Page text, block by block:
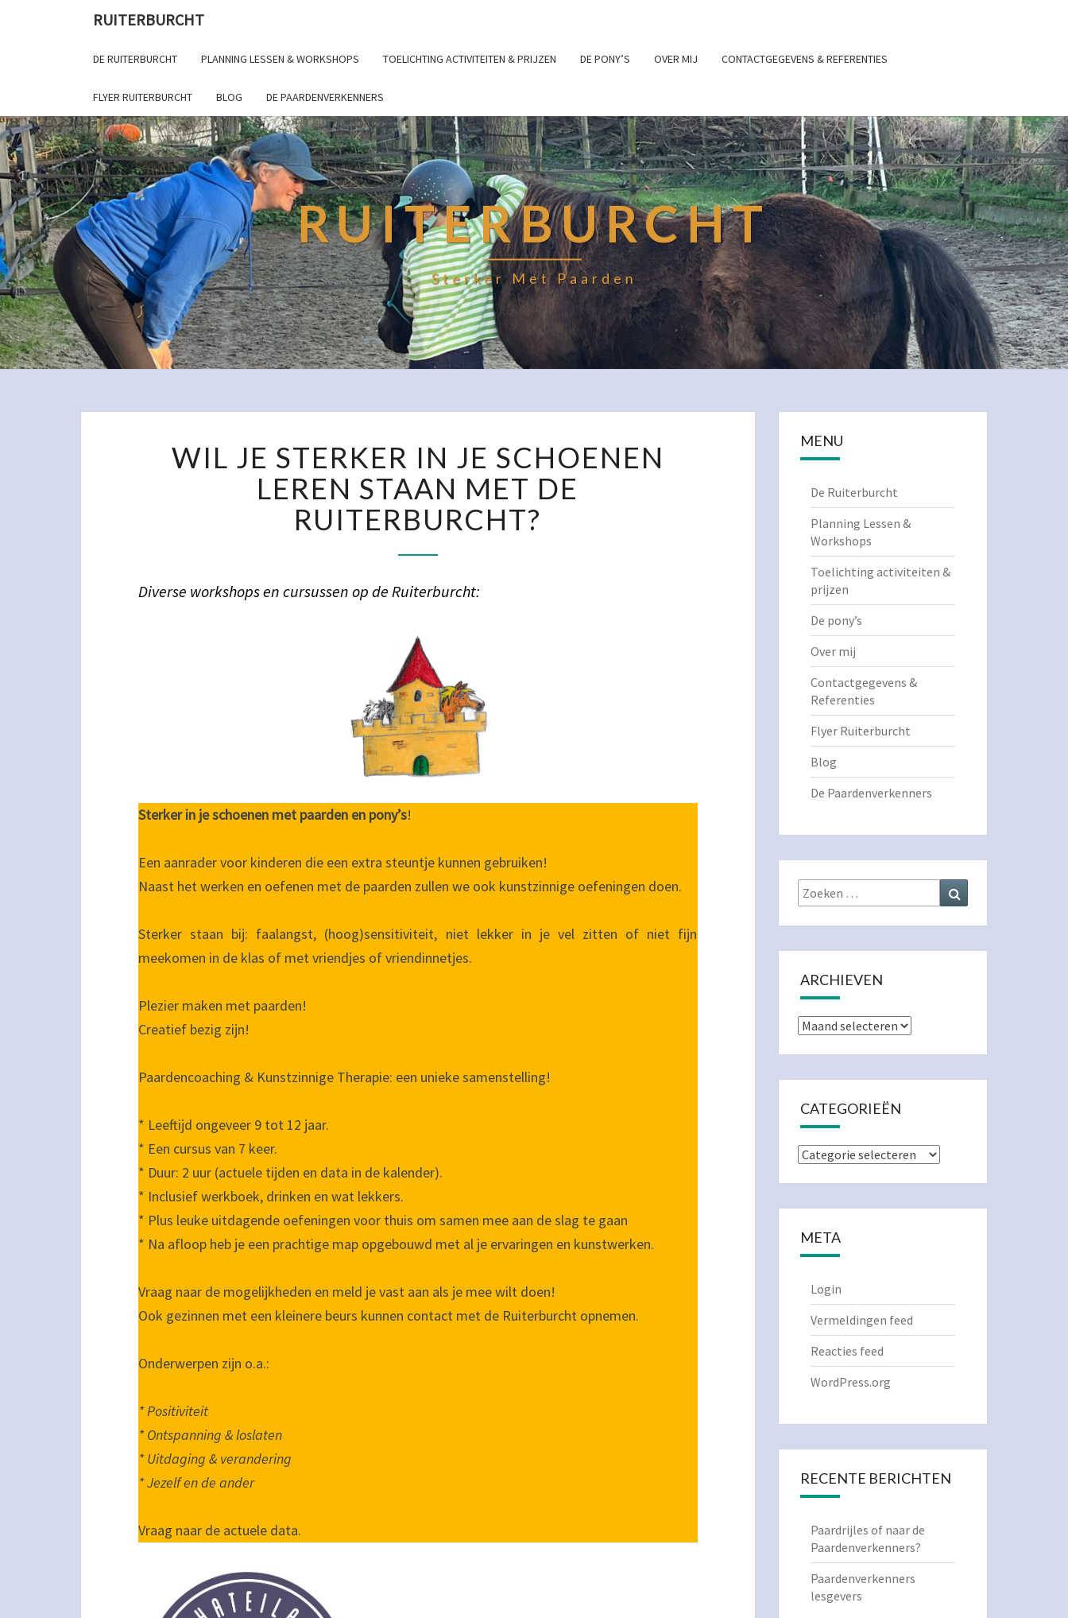
RUITERBURCHT
DE RUITERBURCHT PLANNING LESSEN & WORKSHOPS TOELICHTING ACTIVITEITEN & PRIJZEN DE PONY’S OVER MIJ CONTACTGEGEVENS & REFERENTIES
FLYER RUITERBURCHT BLOG DE PAARDENVERKENNERS
RUITERBURCHT
Sterker Met Paarden
JE
STERKER
IN
JE
SCHOENEN
LEREN
MET
RUITERBURCHT?
WIL JE STERKER IN JE SCHOENEN
LEREN STAAN MET DE
RUITERBURCHT?
Diverse workshops en cursussen op de Ruiterburcht:
Sterker in je schoenen met paarden en pony’s!
Een aanrader voor kinderen die een extra steuntje kunnen gebruiken!
Naast het werken en oefenen met de paarden zullen we ook kunstzinnige oefeningen doen.
Sterker staan bij: faalangst, (hoog)sensitiviteit, niet lekker in je vel zitten of niet fijn
meekomen in de klas of met vriendjes of vriendinnetjes.
Plezier maken met paarden!
Creatief bezig zijn!
Paardencoaching & Kunstzinnige Therapie: een unieke samenstelling!
* Leeftijd ongeveer 9 tot 12 jaar.
* Een cursus van 7 keer.
* Duur: 2 uur (actuele tijden en data in de kalender).
* Inclusief werkboek, drinken en wat lekkers.
* Plus leuke uitdagende oefeningen voor thuis om samen mee aan de slag te gaan
* Na afloop heb je een prachtige map opgebouwd met al je ervaringen en kunstwerken.
Vraag naar de mogelijkheden en meld je vast aan als je mee wilt doen!
Ook gezinnen met een kleinere beurs kunnen contact met de Ruiterburcht opnemen.
Onderwerpen zijn o.a.:
* Positiviteit
* Ontspanning & loslaten
* Uitdaging & verandering
* Jezelf en de ander
Vraag naar de actuele data.
MENU
De Ruiterburcht
Planning Lessen &
Workshops
Toelichting activiteiten &
prijzen
De pony’s
Over mij
Contactgegevens &
Referenties
Flyer Ruiterburcht
Blog
De Paardenverkenners
Zoeken
naar:
ARCHIEVEN
Archieven
CATEGORIEËN
Categorieën
META
Login
Vermeldingen feed
Reacties feed
WordPress.org
RECENTE BERICHTEN
Paardrijles of naar de
Paardenverkenners?
Paardenverkenners
lesgevers